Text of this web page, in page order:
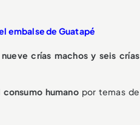
embalse de Guatapé
crías machos y seis crías
humanopor temas de